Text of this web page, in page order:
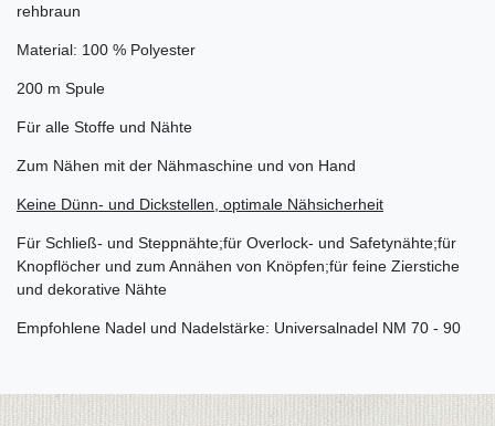
rehbraun
Material: 100 % Polyester
200 m Spule
Für alle Stoffe und Nähte
Zum Nähen mit der Nähmaschine und von Hand
Keine Dünn- und Dickstellen, optimale Nähsicherheit
Für Schließ- und Steppnähte;für Overlock- und Safetynähte;für
Knopflöcher und zum Annähen von Knöpfen;für feine Zierstiche
und dekorative Nähte
Empfohlene Nadel und Nadelstärke: Universalnadel NM 70 - 90